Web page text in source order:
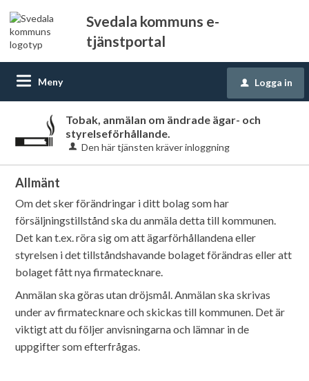
Svedala kommuns e-
tjänstportal
Meny u Logga in
Tobak, anmälan om ändrade ägar- och
styrelseförhållande.
Den här tjänsten kräver inloggning
Allmänt
Om det sker förändringar i ditt bolag som har
försäljningstillstånd ska du anmäla detta till kommunen.
Det kan t.ex. röra sig om att ägarförhållandena eller
styrelsen i det tillståndshavande bolaget förändras eller att
bolaget fått nya firmatecknare.
Anmälan ska göras utan dröjsmål. Anmälan ska skrivas
under av firmatecknare och skickas till kommunen. Det är
viktigt att du följer anvisningarna och lämnar in de
uppgifter som efterfrågas.